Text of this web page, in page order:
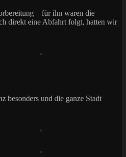
– für ihn waren die
direkt eine Abfahrt folgt, hatten wir
besonders und die ganze Stadt